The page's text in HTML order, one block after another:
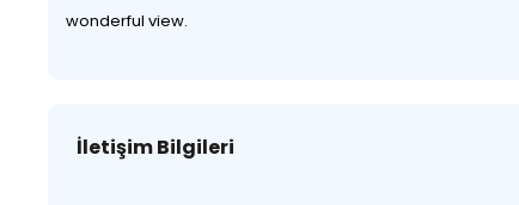
wonderful view.
İletişim Bilgileri